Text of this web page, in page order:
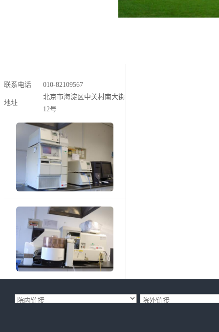
联系电话 010-82109567
地址
北京市海淀区中关村南大街
12号